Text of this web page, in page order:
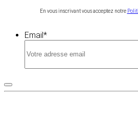
En vous inscrivant vous acceptez notre
Email*